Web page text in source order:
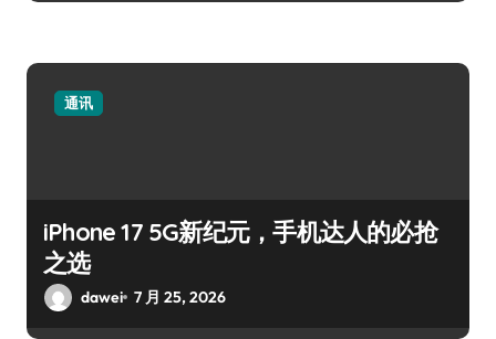
通讯
iPhone 17 5G新纪元，手机达人的必抢
之选
dawei 7 月 25, 2026